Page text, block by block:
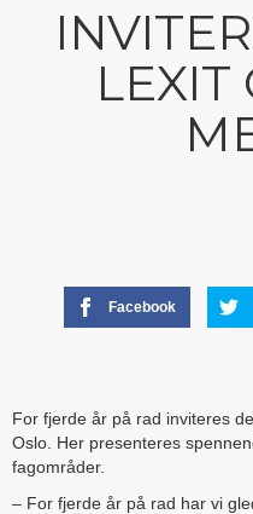
LEXIT
Facebook
For fjerde år på rad inviteres
Oslo. Her presenteres
fagområder.
– For fjerde år på rad har vi